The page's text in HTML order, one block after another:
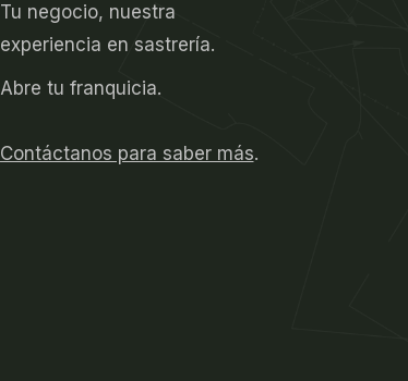
Tu negocio, nuestra
experiencia en sastrería.
Abre tu franquicia.
Contáctanos para saber más.